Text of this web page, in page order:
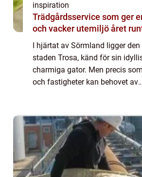
inspiration
Trädgårdsservice som ger
och vacker utemiljö året
I hjärtat av Sörmland ligger
staden Trosa, känd för sin
charmiga gator. Men precis
och fastigheter kan behovet av